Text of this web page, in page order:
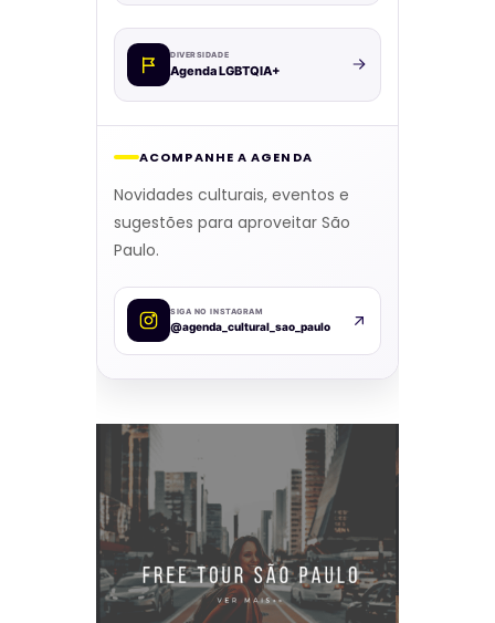
DIVERSIDADE
Agenda LGBTQIA+
ACOMPANHE A AGENDA
Novidades culturais, eventos e
sugestões para aproveitar São
Paulo.
SIGA NO INSTAGRAM
@agenda_cultural_sao_paulo